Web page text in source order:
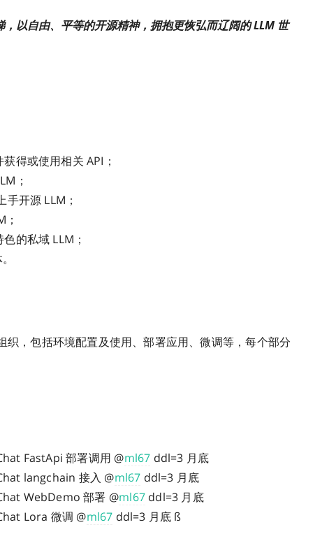
以自由、平等的开源精神，拥抱更恢弘而辽阔的 LLM 世
得或使用相关 API；
；
开源 LLM；
的私域 LLM；
织，包括环境配置及使用、部署应用、微调等，每个部分
FastApi 部署调用 @ml67 ddl=3 月底
langchain 接入 @ml67 ddl=3 月底
WebDemo 部署 @ml67ddl=3 月底
Lora 微调 @ml67 ddl=3 月底 ß